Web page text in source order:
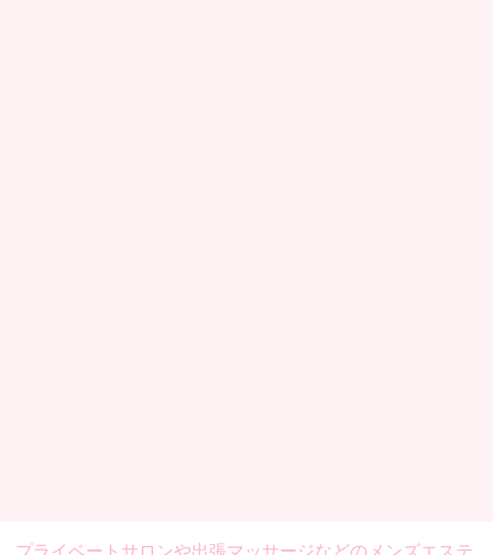
プライベートサロンや出張マッサージなどの メンズエステ